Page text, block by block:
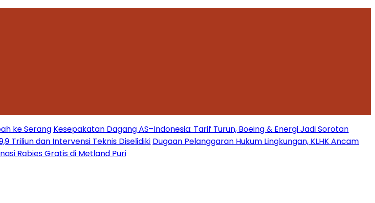
ke Serang Kesepakatan Dagang AS–Indonesia: Tarif Turun, Boeing & Energi Jadi Sorotan
Triliun dan Intervensi Teknis Diselidiki Dugaan Pelanggaran Hukum Lingkungan, KLHK Ancam
Rabies Gratis di Metland Puri